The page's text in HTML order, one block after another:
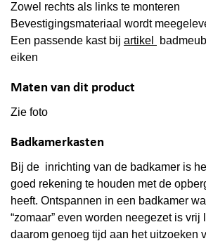
Zowel rechts als links te monteren
Bevestigingsmateriaal wordt
Een passende kast bij artikel
eiken
Maten van dit product
Zie foto
Badkamerkasten
Bij de inrichting van de badkamer is
goed rekening te houden met de
heeft. Ontspannen in een badkamer
“zomaar” even worden neegezet is vrij
daarom genoeg tijd aan het uitzoeken